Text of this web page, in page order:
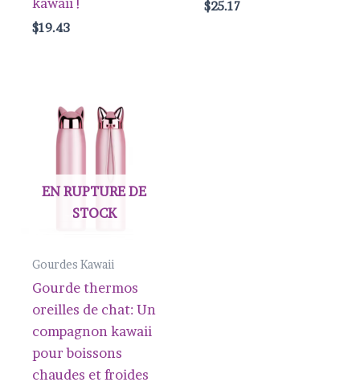
kawaii !
$19.43
$25.17
EN RUPTURE DE
STOCK
Gourdes Kawaii
Gourde thermos
oreilles de chat: Un
compagnon kawaii
pour boissons
chaudes et froides